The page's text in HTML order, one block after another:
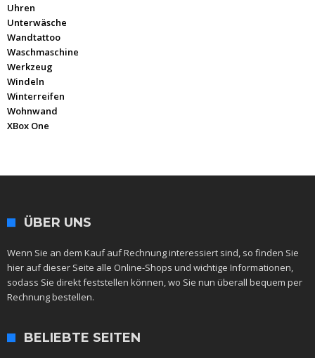
Uhren
Unterwäsche
Wandtattoo
Waschmaschine
Werkzeug
Windeln
Winterreifen
Wohnwand
XBox One
ÜBER UNS
Wenn Sie an dem Kauf auf Rechnung interessiert sind, so finden Sie
hier auf dieser Seite alle Online-Shops und wichtige Informationen,
sodass Sie direkt feststellen können, wo Sie nun überall bequem per
Rechnung bestellen.
BELIEBTE SEITEN